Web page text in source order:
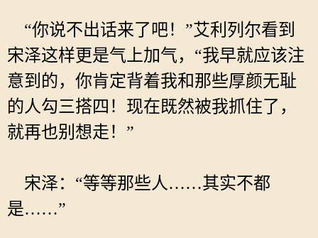
“你说不出话来了吧！”艾利列尔看到
宋泽这样更是气上加气，“我早就应该注
意到的，你肯定背着我和那些厚颜无耻
的人勾三搭四！现在既然被我抓住了，
就再也别想走！”
宋泽：“等等那些人……其实不都
是……”